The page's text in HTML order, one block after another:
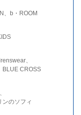
、b・ROOM
、
BLUE CROSS
のソフィ